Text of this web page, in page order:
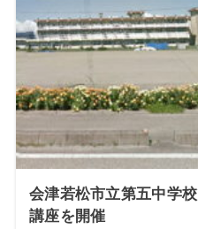
会津若松市立第五中学
講座を開催